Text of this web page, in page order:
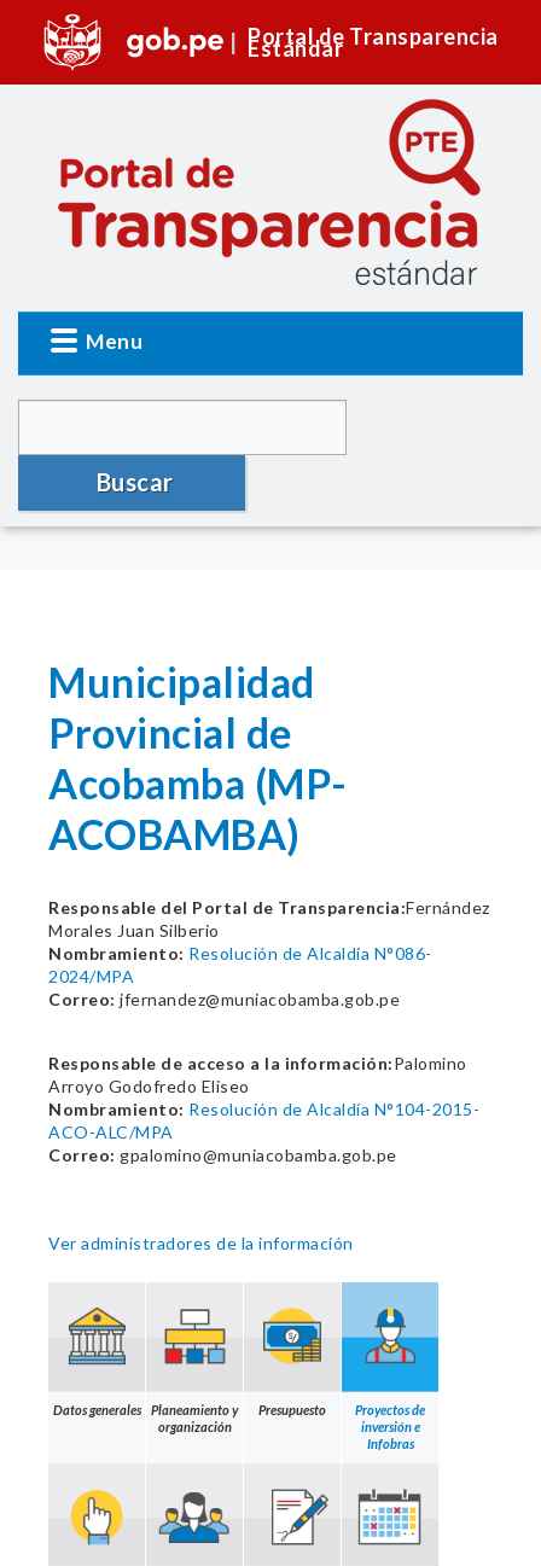
Portal de Transparencia
Estándar
Menu
Buscar
Municipalidad
Provincial de
Acobamba (MP-
ACOBAMBA)
Responsable del Portal de Transparencia:Fernández
Morales Juan Silberio
Nombramiento: Resolución de Alcaldía N°086-
2024/MPA
Correo: jfernandez@muniacobamba.gob.pe
Responsable de acceso a la información:Palomino
Arroyo Godofredo Eliseo
Nombramiento: Resolución de Alcaldía N°104-2015-
ACO-ALC/MPA
Correo: gpalomino@muniacobamba.gob.pe
Ver administradores de la información
Datos generales
Planeamiento y
organización
Presupuesto
Proyectos de
inversión e
Infobras